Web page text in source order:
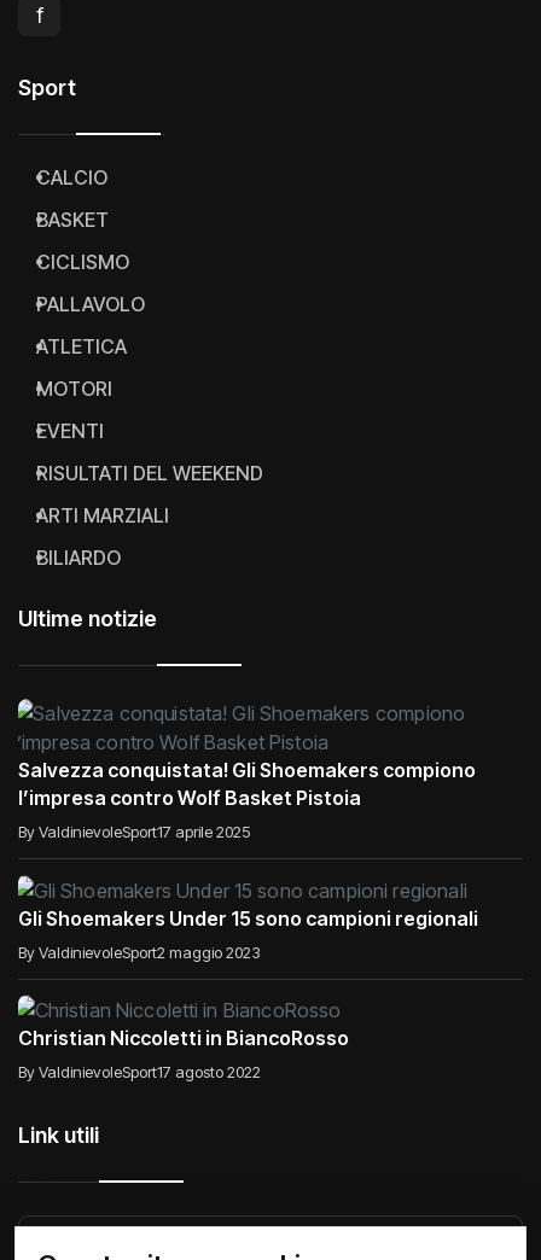
f
Sport
CALCIO
BASKET
CICLISMO
PALLAVOLO
ATLETICA
MOTORI
EVENTI
RISULTATI DEL WEEKEND
ARTI MARZIALI
BILIARDO
Ultime notizie
Salvezza conquistata! Gli Shoemakers compiono
l’impresa contro Wolf Basket Pistoia
By ValdinievoleSport17 aprile 2025
Gli Shoemakers Under 15 sono campioni regionali
By ValdinievoleSport2 maggio 2023
Christian Niccoletti in BiancoRosso
By ValdinievoleSport17 agosto 2022
Link utili